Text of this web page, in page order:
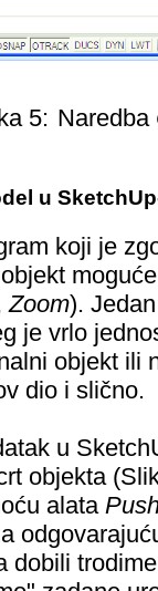
5: Naredba
u
koji je
Zoom).
je vrlo
objekt ili
dio i slično.
u
objekta
alata
dobili